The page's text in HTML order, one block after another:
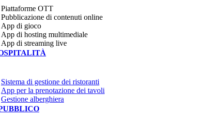
Piattaforme OTT
Pubblicazione di contenuti online
App di gioco
App di hosting multimediale
App di streaming live
Sistema di gestione dei ristoranti
App per la prenotazione dei tavoli
Gestione alberghiera